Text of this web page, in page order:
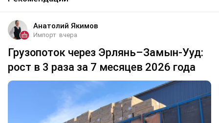
Анатолий Якимов
Импорт вчера
Грузопоток через Эрлянь–Замын-Ууд:
рост в 3 раза за 7 месяцев 2026 года